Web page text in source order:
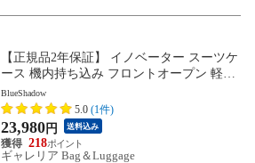
【正規品2年保証】 イノベーター スーツケ
ース 機内持ち込み フロントオープン 軽量
innovator キャリーケース ブランド 小さめ
Sサイズ ストッパー TSAロック 3泊 4泊 38
L Extreme Journey Cabin INV50
BlueShadow
5.0 (1件)
23,980円 送料込み
218
ギャレリア Bag＆Luggage